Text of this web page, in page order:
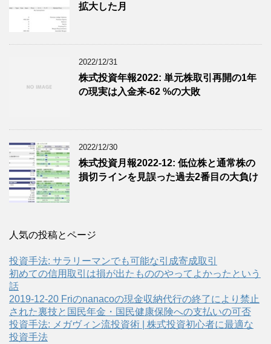
拡大した月
2022/12/31
株式投資年報2022: 単元株取引再開の1年
の現実は入金来-62 %の大敗
2022/12/30
株式投資月報2022-12: 低位株と通常株の
損切ラインを見誤った過去2番目の大負け
人気の投稿とページ
投資手法: サラリーマンでも可能な引成寄成取引
初めての信用取引は損が出たもののやってよかったという
話
2019-12-20 Friのnanacoの現金収納代行の終了により禁止
された裏技と国民年金・国民健康保険への支払いの可否
投資手法: メガヴィン流投資術 | 株式投資初心者に最適な
投資手法